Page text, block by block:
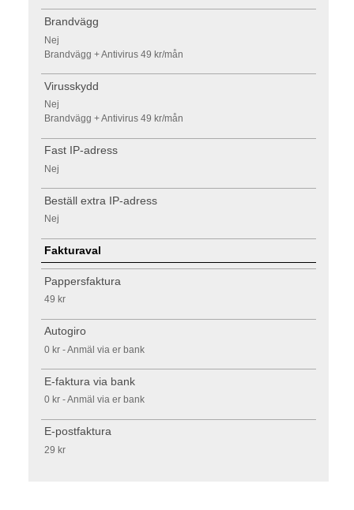
Brandvägg
Nej
Brandvägg + Antivirus 49 kr/mån
Virusskydd
Nej
Brandvägg + Antivirus 49 kr/mån
Fast IP-adress
Nej
Beställ extra IP-adress
Nej
Fakturaval
Pappersfaktura
49 kr
Autogiro
0 kr - Anmäl via er bank
E-faktura via bank
0 kr - Anmäl via er bank
E-postfaktura
29 kr